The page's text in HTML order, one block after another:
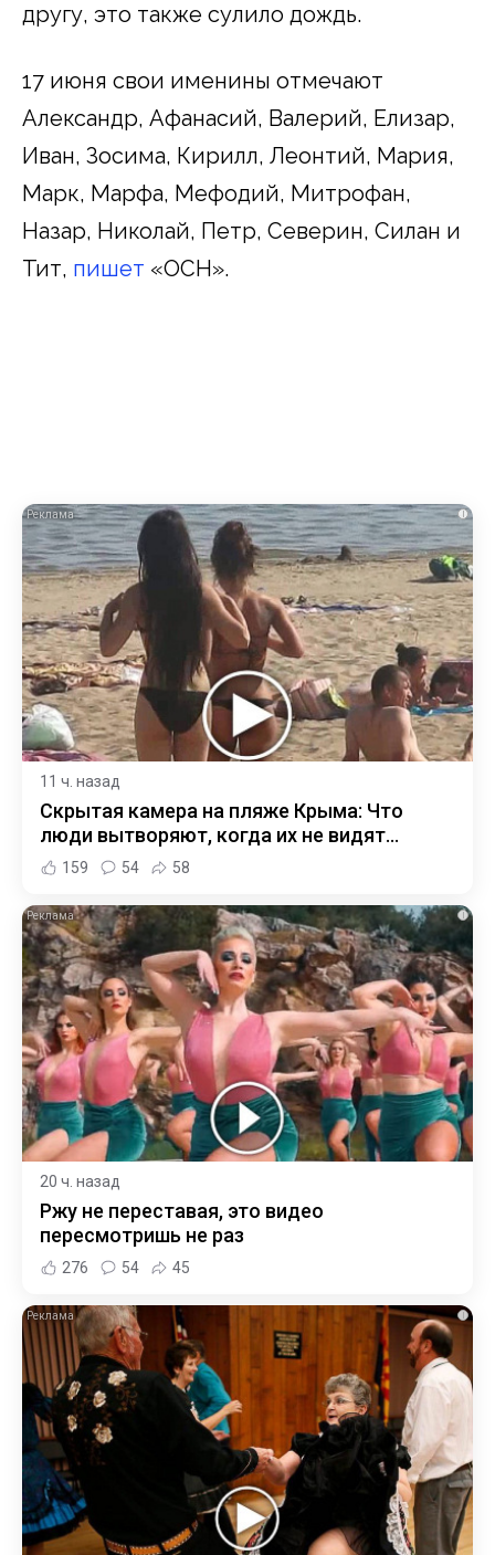
другу, это также сулило дождь.
17 июня свои именины отмечают
Александр, Афанасий, Валерий, Елизар,
Иван, Зосима, Кирилл, Леонтий, Мария,
Марк, Марфа, Мефодий, Митрофан,
Назар, Николай, Петр, Северин, Силан и
Тит, пишет «ОСН».
i
11 ч. назад
Скрытая камера на пляже Крыма: Что
люди вытворяют, когда их не видят...
159 54 58
i
20 ч. назад
Ржу не переставая, это видео
пересмотришь не раз
276 54 45
i